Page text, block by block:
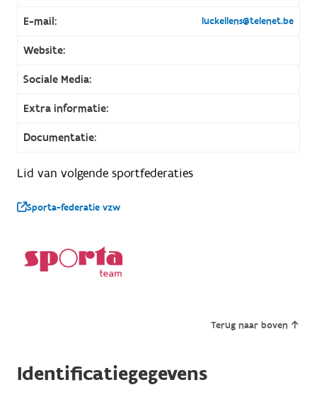
E-mail: luckellens@telenet.be
Website:
Sociale Media:
Extra informatie:
Documentatie:
Lid van volgende sportfederaties
Sporta-federatie vzw
Terug naar boven
Identificatiegegevens